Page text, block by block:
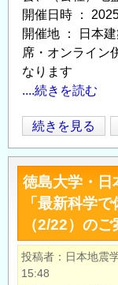
ト
ル
コ・
シ
リ
ア
地
震
被
害
調
査
報
告
開催日時 ：
開催地 ： 日本
席・オンライン
なります
....続きを読む
日
本
地
震
工
学
会：
地
続きを見る
徳島大学・日
「最新科学
（2/22）のご
投稿者 日本地震
15:48